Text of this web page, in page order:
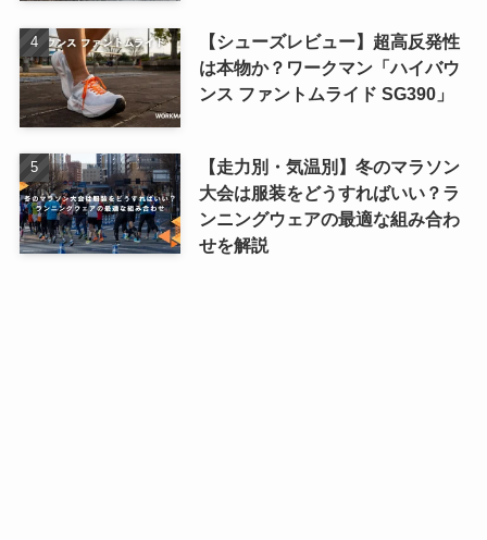
【シューズレビュー】超高反発性
は本物か？ワークマン「ハイバウ
ンス ファントムライド SG390」
【走力別・気温別】冬のマラソン
大会は服装をどうすればいい？ラ
ンニングウェアの最適な組み合わ
せを解説